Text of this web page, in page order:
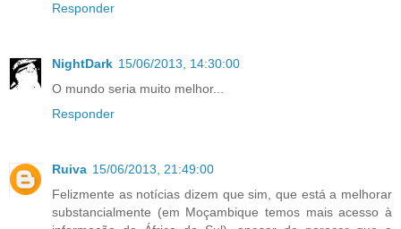
Responder
NightDark 15/06/2013, 14:30:00
O mundo seria muito melhor...
Responder
Ruiva 15/06/2013, 21:49:00
Felizmente as notícias dizem que sim, que está a melhorar
substancialmente (em Moçambique temos mais acesso à